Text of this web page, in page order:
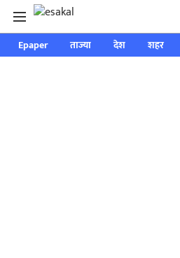
Epaper ताज्या देश शहर